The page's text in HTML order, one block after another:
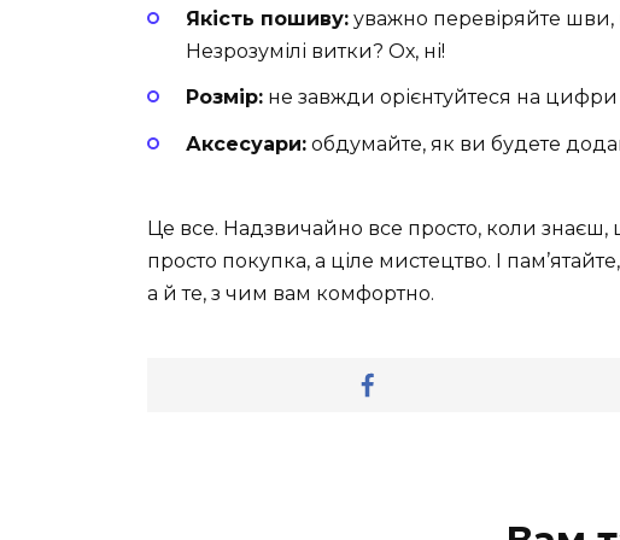
Якість пошиву: уважно перевіряйте
Незрозумілі витки? Ох, ні!
Розмір: не завжди орієнтуйтеся на
Аксесуари: обдумайте, як ви будете
Це все. Надзвичайно все просто, коли знаєш,
просто покупка, а ціле мистецтво. І
а й те, з чим вам комфортно.